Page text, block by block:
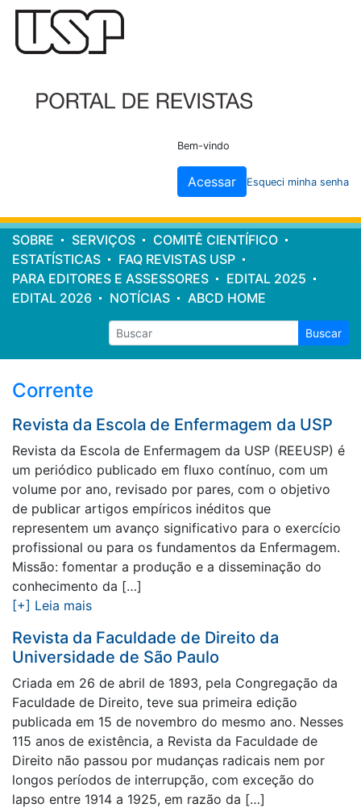
Cabeçalho
site
Bem-vindo
Acessar Esqueci minha senha
Menu
principal
SOBRE SERVIÇOS
COMITÊ CIENTÍFICO
ESTATÍSTICAS
FAQ REVISTAS USP
PARA EDITORES E ASSESSORES
EDITAL 2025
EDITAL 2026
NOTÍCIAS ABCD HOME
Buscar
Corrente
Revista da Escola de Enfermagem da USP
Revista da Escola de Enfermagem da USP (REEUSP) é
um periódico publicado em fluxo contínuo, com um
volume por ano, revisado por pares, com o objetivo
de publicar artigos empíricos inéditos que
representem um avanço significativo para o exercício
profissional ou para os fundamentos da Enfermagem.
Missão: fomentar a produção e a disseminação do
conhecimento da […]
[+] Leia mais
Revista da Faculdade de Direito da
Universidade de São Paulo
Criada em 26 de abril de 1893, pela Congregação da
Faculdade de Direito, teve sua primeira edição
publicada em 15 de novembro do mesmo ano. Nesses
115 anos de existência, a Revista da Faculdade de
Direito não passou por mudanças radicais nem por
longos períodos de interrupção, com exceção do
lapso entre 1914 a 1925, em razão da […]